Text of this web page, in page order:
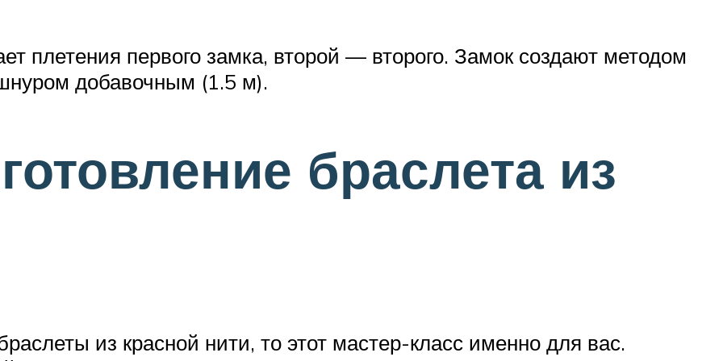
плетения первого замка, второй — второго. Замок создают методом
добавочным (1.5 м).
браслета из
из красной нити, то этот мастер-класс именно для вас.